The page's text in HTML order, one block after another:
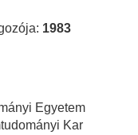
1983
Egyetem
Kar